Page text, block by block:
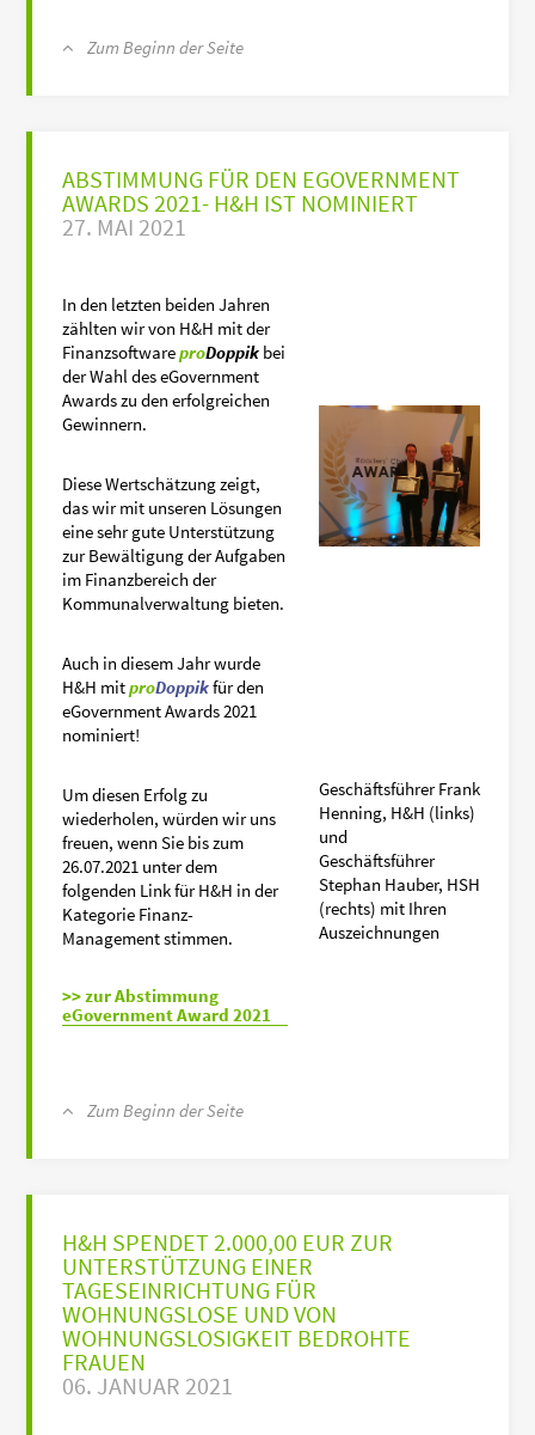
Zum Beginn der Seite
ABSTIMMUNG FÜR DEN EGOVERNMENT
AWARDS 2021- H&H IST NOMINIERT
27. MAI 2021
In den letzten beiden Jahren
zählten wir von H&H mit der
FinanzsoftwareproDoppik bei
der Wahl des eGovernment
Awards zu den erfolgreichen
Gewinnern.
Diese Wertschätzung zeigt,
das wir mit unseren Lösungen
eine sehr gute Unterstützung
zur Bewältigung der Aufgaben
im Finanzbereich der
Kommunalverwaltung bieten.
Auch in diesem Jahr wurde
H&H mitproDoppikfür den
eGovernment Awards 2021
nominiert!
Um diesen Erfolg zu
wiederholen, würden wir uns
freuen, wenn Sie bis zum
26.07.2021 unter dem
folgenden Link für H&H in der
Kategorie Finanz-
Management stimmen.
>> zur Abstimmung
eGovernment Award 2021
Geschäftsführer Frank
Henning, H&H (links)
und
Geschäftsführer
Stephan Hauber, HSH
(rechts) mit Ihren
Auszeichnungen
Zum Beginn der Seite
H&H SPENDET 2.000,00 EUR ZUR
UNTERSTÜTZUNG EINER
TAGESEINRICHTUNG FÜR
WOHNUNGSLOSE UND VON
WOHNUNGSLOSIGKEIT BEDROHTE
FRAUEN
06. JANUAR 2021